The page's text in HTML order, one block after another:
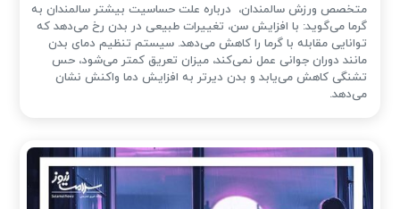
متخصص ورزش سالمندان، درباره علت حساسیت بیشتر سالمندان به
گرما می‌گوید: با افزایش سن، تغییرات طبیعی در بدن رخ می‌دهد که
توانایی مقابله با گرما را کاهش می‌دهد. سیستم تنظیم دمای بدن
مانند دوران جوانی عمل نمی‌کند، میزان تعریق کمتر می‌شود، حس
تشنگی کاهش می‌یابد و بدن دیرتر به افزایش دما واکنش نشان
می‌دهد.